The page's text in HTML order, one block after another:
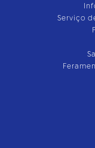
Serviço